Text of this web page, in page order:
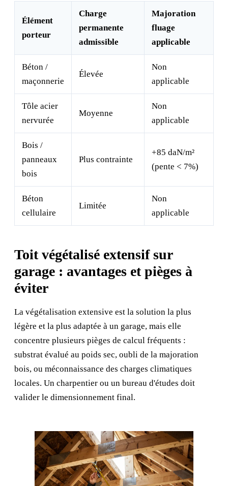
Élément
porteur
Charge
permanente
admissible
Majoration
fluage
applicable
Béton /
maçonnerie
Élevée
Non
applicable
Tôle acier
nervurée
Moyenne
Non
applicable
Bois /
panneaux
bois
Plus contrainte
+85 daN/m²
(pente < 7%)
Béton
cellulaire
Limitée
Non
applicable
Toit végétalisé extensif sur
garage : avantages et pièges à
éviter
La végétalisation extensive est la solution la plus
légère et la plus adaptée à un garage, mais elle
concentre plusieurs pièges de calcul fréquents :
substrat évalué au poids sec, oubli de la majoration
bois, ou méconnaissance des charges climatiques
locales. Un charpentier ou un bureau d'études doit
valider le dimensionnement final.